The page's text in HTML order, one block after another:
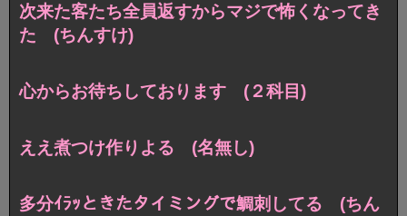
次来た客たち全員返すからマジで怖くなってき
た (ちんすけ)
心からお待ちしております (２科目)
ええ煮つけ作りよる (名無し)
多分ｲﾗｯときたタイミングで鯛刺してる (ちん